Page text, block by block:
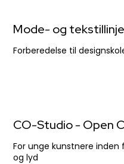
Mode- og
Forberedelse til
CO-Studio - Open
For unge kunstnere
og lyd